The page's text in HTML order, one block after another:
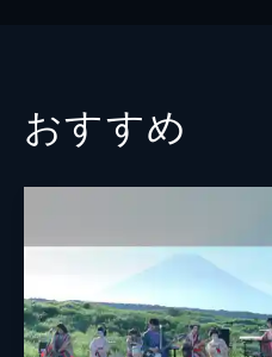
おすすめ